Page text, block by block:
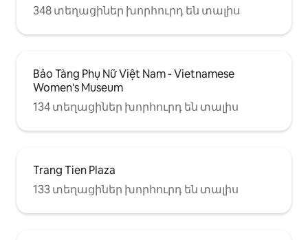
348 տեղացիներ խորհուրդ են տալիս
Bảo Tàng Phụ Nữ Việt Nam - Vietnamese
Women's Museum
134 տեղացիներ խորհուրդ են տալիս
Trang Tien Plaza
133 տեղացիներ խորհուրդ են տալիս